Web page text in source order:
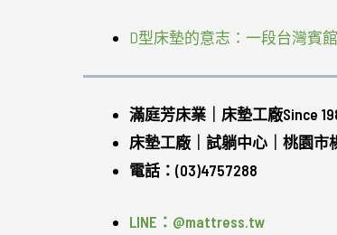
D型床墊的意志：一段台灣賓
滿庭芳床業｜床墊工廠Since
床墊工廠｜試躺中心｜桃園市
電話：(03)4757288
LINE：@mattress.tw